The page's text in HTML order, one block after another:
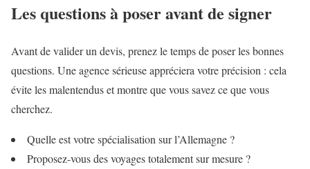
Les questions à poser avant de signer
Avant de valider un devis, prenez le temps de poser les bonnes
questions. Une agence sérieuse appréciera votre précision : cela
évite les malentendus et montre que vous savez ce que vous
cherchez.
Quelle est votre spécialisation sur l’Allemagne ?
Proposez-vous des voyages totalement sur mesure ?